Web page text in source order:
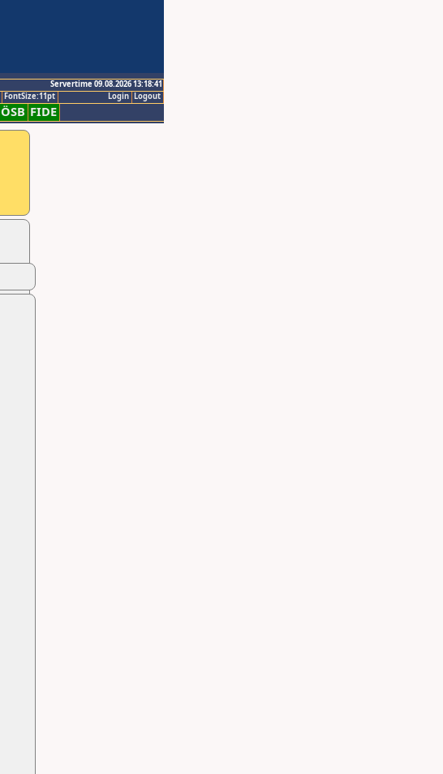
Servertime 09.08.2026 13:18:41
Logout
Login
FontSize:11pt
ÖSB FIDE